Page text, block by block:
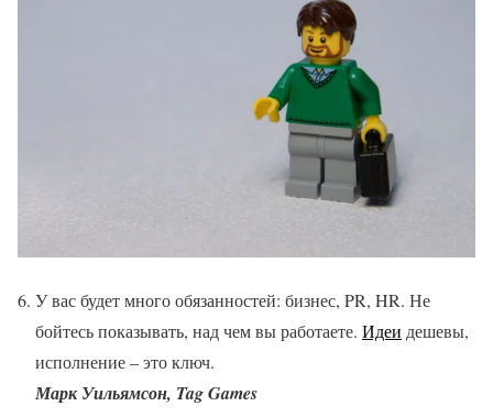
У вас будет много обязанностей: бизнес, PR, HR. Не
бойтесь показывать, над чем вы работаете. Идеи дешевы,
исполнение – это ключ.
Марк Уильямсон, Tag Games